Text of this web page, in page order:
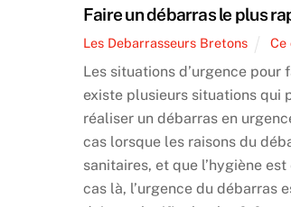
Faire un débarras le plus
Les Debarrasseurs Bretons Ce
Les situations d’urgence pour
existe plusieurs situations qui
réaliser un débarras en
cas lorsque les raisons du
sanitaires, et que l’hygiène
cas là, l’urgence du débarras